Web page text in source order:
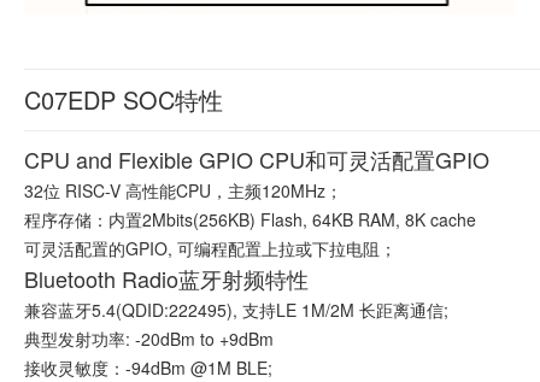
C07EDP SOC特性
CPU and Flexible GPIO CPU和可灵活配置GPIO
32位 RISC-V 高性能CPU，主频120MHz；
程序存储：内置2Mbits(256KB) Flash, 64KB RAM, 8K cache
可灵活配置的GPIO, 可编程配置上拉或下拉电阻；
Bluetooth Radio蓝牙射频特性
兼容蓝牙5.4(QDID:222495), 支持LE 1M/2M 长距离通信;
典型发射功率: -20dBm to +9dBm
接收灵敏度：-94dBm @1M BLE;